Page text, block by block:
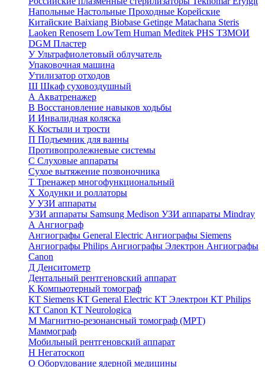
Напольные Настольные Проходные Корейские
Китайские Baixiang Biobase Getinge Matachana Steris
Laoken Renosem LowTem Human Meditek PHS ТЗМОИ
DGM Пластер
УУльтрафиолетовый облучатель
Упаковочная машина
Утилизатор отходов
Ш Шкаф суховоздушный
А Акватренажер
В Восстановление навыков ходьбы
И Инвалидная коляска
К Костыли и трости
П Подъемник для ванны
Противопролежневые системы
С Слуховые аппараты
Сухое вытяжение позвоночника
Т Тренажер многофункциональный
Х Ходунки и роллаторы
УУЗИ аппараты
УЗИ аппараты Samsung Medison УЗИ аппараты Mindray
А Ангиограф
Ангиографы General Electric Ангиографы Siemens
Ангиографы Philips Ангиографы Электрон Ангиографы
Canon
Д Денситометр
Дентальный рентгеновский аппарат
К Компьютерный томограф
КТ Siemens КТ General Electric КТ Электрон КТ Philips
КТ Canon КТ Neurologica
М Магнитно-резонансный томограф (МРТ)
Маммограф
Мобильный рентгеновский аппарат
Н Негатоскоп
О Оборудование ядерной медицины